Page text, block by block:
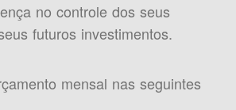
no controle dos seus
futuros investimentos.
mensal nas seguintes